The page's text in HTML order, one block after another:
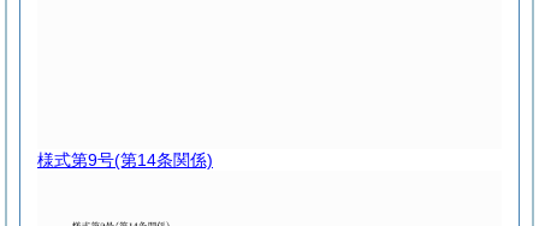
様式第9号(第14条関係)